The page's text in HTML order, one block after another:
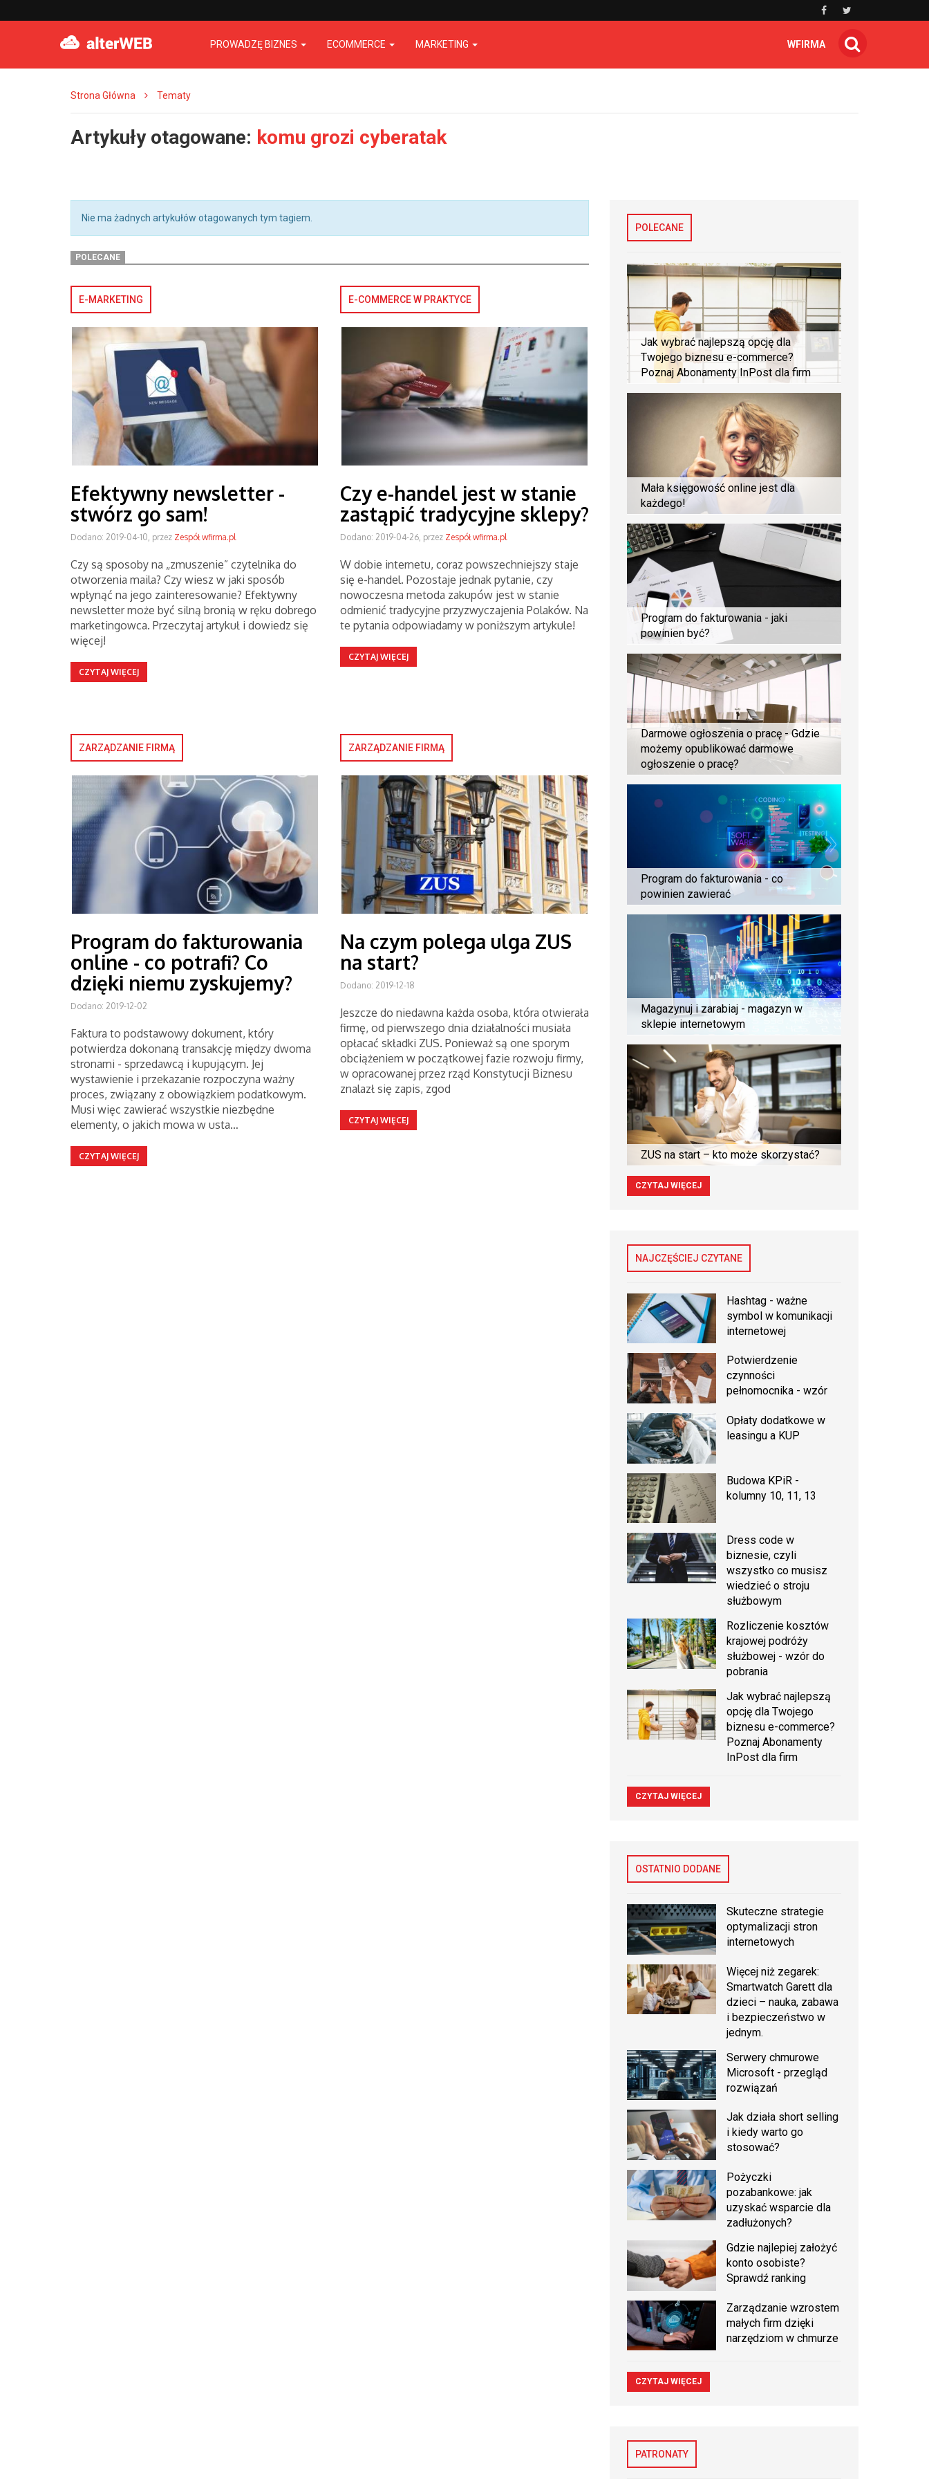
PROWADZĘ BIZNES ECOMMERCE MARKETING WFIRMA
Strona Główna Tematy
Artykuły otagowane: komu grozi cyberatak
Nie ma żadnych artykułów otagowanych tym tagiem.
POLECANE
E-MARKETING
Efektywny newsletter -
stwórz go sam!
Dodano: 2019-04-10, przez Zespół wfirma.pl
Czy są sposoby na „zmuszenie” czytelnika do
otworzenia maila? Czy wiesz w jaki sposób
wpłynąć na jego zainteresowanie? Efektywny
newsletter może być silną bronią w ręku dobrego
marketingowca. Przeczytaj artykuł i dowiedz się
więcej!
CZYTAJ WIĘCEJ
E-COMMERCE W PRAKTYCE
Czy e-handel jest w stanie
zastąpić tradycyjne sklepy?
Dodano: 2019-04-26, przez Zespół wfirma.pl
W dobie internetu, coraz powszechniejszy staje
się e-handel. Pozostaje jednak pytanie, czy
nowoczesna metoda zakupów jest w stanie
odmienić tradycyjne przyzwyczajenia Polaków. Na
te pytania odpowiadamy w poniższym artykule!
CZYTAJ WIĘCEJ
ZARZĄDZANIE FIRMĄ
Program do fakturowania
online - co potrafi? Co
dzięki niemu zyskujemy?
Dodano: 2019-12-02
Faktura to podstawowy dokument, który
potwierdza dokonaną transakcję między dwoma
stronami - sprzedawcą i kupującym. Jej
wystawienie i przekazanie rozpoczyna ważny
proces, związany z obowiązkiem podatkowym.
Musi więc zawierać wszystkie niezbędne
elementy, o jakich mowa w usta…
CZYTAJ WIĘCEJ
ZARZĄDZANIE FIRMĄ
Na czym polega ulga ZUS
na start?
Dodano: 2019-12-18
Jeszcze do niedawna każda osoba, która otwierała
firmę, od pierwszego dnia działalności musiała
opłacać składki ZUS. Ponieważ są one sporym
obciążeniem w początkowej fazie rozwoju firmy,
w opracowanej przez rząd Konstytucji Biznesu
znalazł się zapis, zgod
CZYTAJ WIĘCEJ
POLECANE
Jak wybrać najlepszą opcję dla
Twojego biznesu e-commerce?
Poznaj Abonamenty InPost dla firm
Mała księgowość online jest dla
każdego!
Program do fakturowania - jaki
powinien być?
Darmowe ogłoszenia o pracę - Gdzie
możemy opublikować darmowe
ogłoszenie o pracę?
Program do fakturowania - co
powinien zawierać
Magazynuj i zarabiaj - magazyn w
sklepie internetowym
ZUS na start – kto może skorzystać?
CZYTAJ WIĘCEJ
NAJCZĘŚCIEJ CZYTANE
Hashtag - ważne
symbol w komunikacji
internetowej
Potwierdzenie
czynności
pełnomocnika - wzór
Opłaty dodatkowe w
leasingu a KUP
Budowa KPiR -
kolumny 10, 11, 13
Dress code w
biznesie, czyli
wszystko co musisz
wiedzieć o stroju
służbowym
Rozliczenie kosztów
krajowej podróży
służbowej - wzór do
pobrania
Jak wybrać najlepszą
opcję dla Twojego
biznesu e-commerce?
Poznaj Abonamenty
InPost dla firm
CZYTAJ WIĘCEJ
OSTATNIO DODANE
Skuteczne strategie
optymalizacji stron
internetowych
Więcej niż zegarek:
Smartwatch Garett dla
dzieci – nauka, zabawa
i bezpieczeństwo w
jednym.
Serwery chmurowe
Microsoft - przegląd
rozwiązań
Jak działa short selling
i kiedy warto go
stosować?
Pożyczki
pozabankowe: jak
uzyskać wsparcie dla
zadłużonych?
Gdzie najlepiej założyć
konto osobiste?
Sprawdź ranking
Zarządzanie wzrostem
małych firm dzięki
narzędziom w chmurze
CZYTAJ WIĘCEJ
PATRONATY